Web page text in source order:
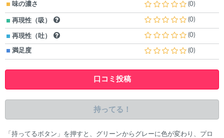
味の濃さ (0)
再現性（吸） (0)
再現性（吐） (0)
満足度 (0)
口コミ投稿
持ってる！
「持ってるボタン」を押すと、グリーンからグレーに色が変わり、プロ